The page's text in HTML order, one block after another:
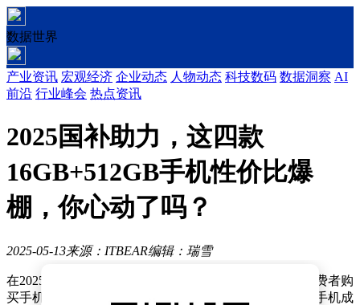
数据世界
产业资讯 宏观经济 企业动态 人物动态 科技数码 数据洞察 AI
前沿 行业峰会 热点资讯
2025国补助力，这四款
16GB+512GB手机性价比爆
棚，你心动了吗？
2025-05-13来源：ITBEAR编辑：瑞雪
在2025年的手机市场中，国家补贴政策的推动无疑为消费者购
买手机增添了极大的动力。众多口碑卓越、销量火爆的手机成